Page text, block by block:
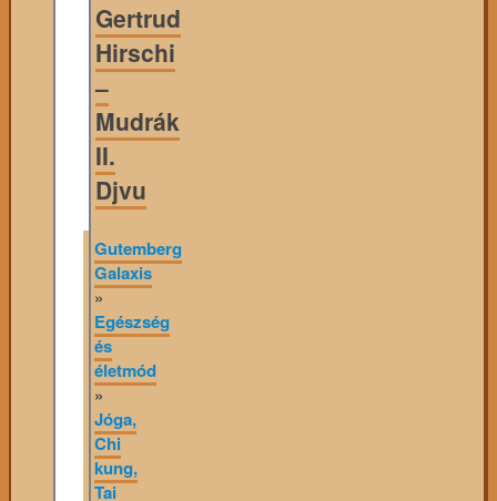
Gertrud
Hirschi
–
Mudrák
II.
Djvu
Gutemberg
Galaxis
»
Egészség
és
életmód
»
Jóga,
Chi
kung,
Tai